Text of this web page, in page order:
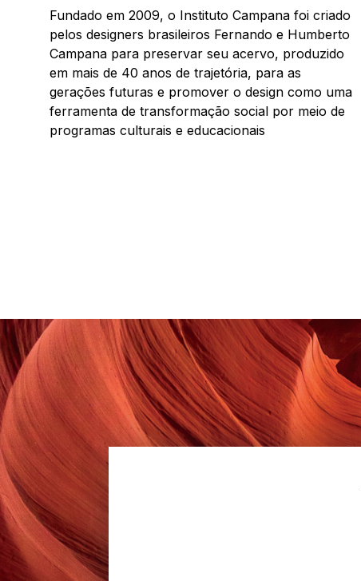
Fundado em 2009, o Instituto Campana foi criado
pelos designers brasileiros Fernando e Humberto
Campana para preservar seu acervo, produzido
em mais de 40 anos de trajetória, para as
gerações futuras e promover o design como uma
ferramenta de transformação social por meio de
programas culturais e educacionais